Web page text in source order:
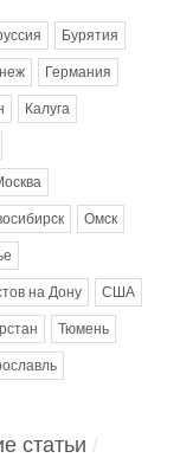
Бурятия
Германия
Калуга
Омск
на Дону США
Тюмень
статьи